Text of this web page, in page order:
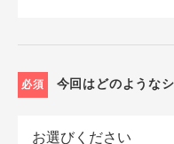
必須 今回はどのような